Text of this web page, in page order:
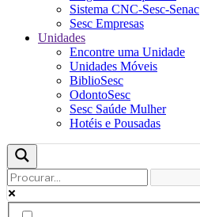
Sistema CNC-Sesc-Senac
Sesc Empresas
Unidades
Encontre uma Unidade
Unidades Móveis
BiblioSesc
OdontoSesc
Sesc Saúde Mulher
Hotéis e Pousadas